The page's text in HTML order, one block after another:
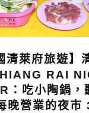
清萊府旅遊】
RAI
：吃小陶鍋，
晚營業的夜市